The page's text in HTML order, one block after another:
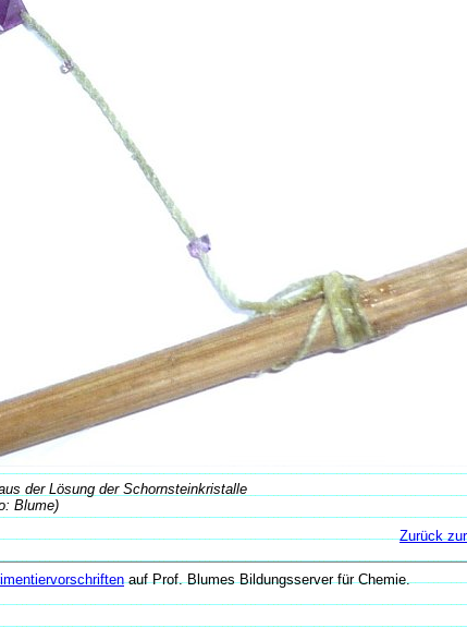
der Lösung der Schornsteinkristalle
Blume)
Zurück
auf Prof. Blumes Bildungsserver für Chemie.